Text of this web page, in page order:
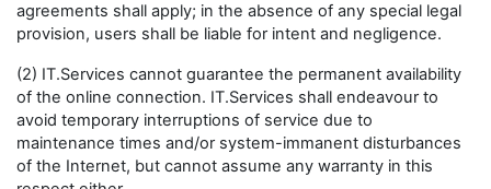
agreements shall apply; in the absence of any special legal
provision, users shall be liable for intent and negligence.
(2) IT.Services cannot guarantee the permanent availability
of the online connection. IT.Services shall endeavour to
avoid temporary interruptions of service due to
maintenance times and/or system-immanent disturbances
of the Internet, but cannot assume any warranty in this